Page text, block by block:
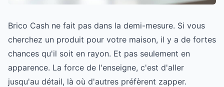
Brico Cash ne fait pas dans la demi-mesure. Si vous
cherchez un produit pour votre maison, il y a de fortes
chances qu'il soit en rayon. Et pas seulement en
apparence. La force de l'enseigne, c'est d'aller
jusqu'au détail, là où d'autres préfèrent zapper.